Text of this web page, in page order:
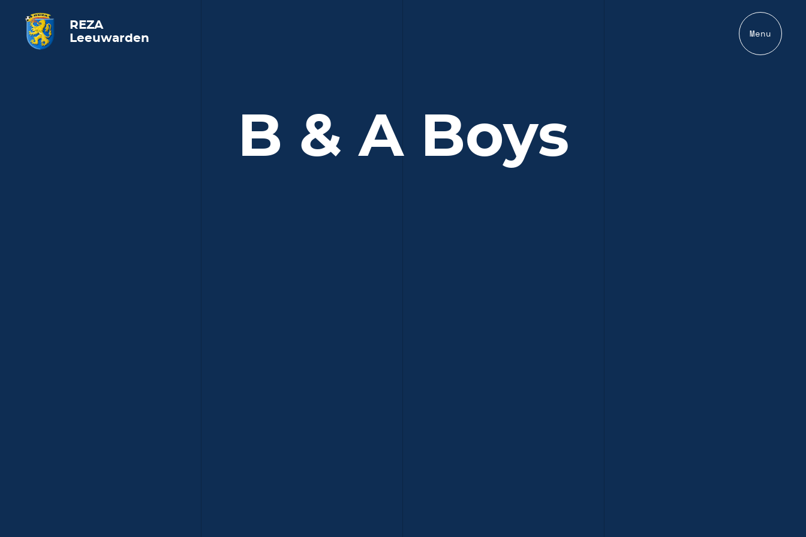
REZA
Leeuwarden
Menu
B & A Boys